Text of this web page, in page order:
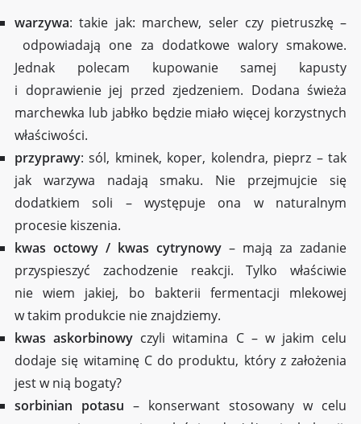
warzywa: takie jak: marchew, seler czy pietruszkę –
odpowiadają one za dodatkowe walory smakowe.
Jednak polecam kupowanie samej kapusty
i doprawienie jej przed zjedzeniem. Dodana świeża
marchewka lub jabłko będzie miało więcej korzystnych
właściwości.
przyprawy: sól, kminek, koper, kolendra, pieprz – tak
jak warzywa nadają smaku. Nie przejmujcie się
dodatkiem soli – występuje ona w naturalnym
procesie kiszenia.
kwas octowy / kwas cytrynowy – mają za zadanie
przyspieszyć zachodzenie reakcji. Tylko właściwie
nie wiem jakiej, bo bakterii fermentacji mlekowej
w takim produkcie nie znajdziemy.
kwas askorbinowy czyli witamina C – w jakim celu
dodaje się witaminę C do produktu, który z założenia
jest w nią bogaty?
sorbinian potasu – konserwant stosowany w celu